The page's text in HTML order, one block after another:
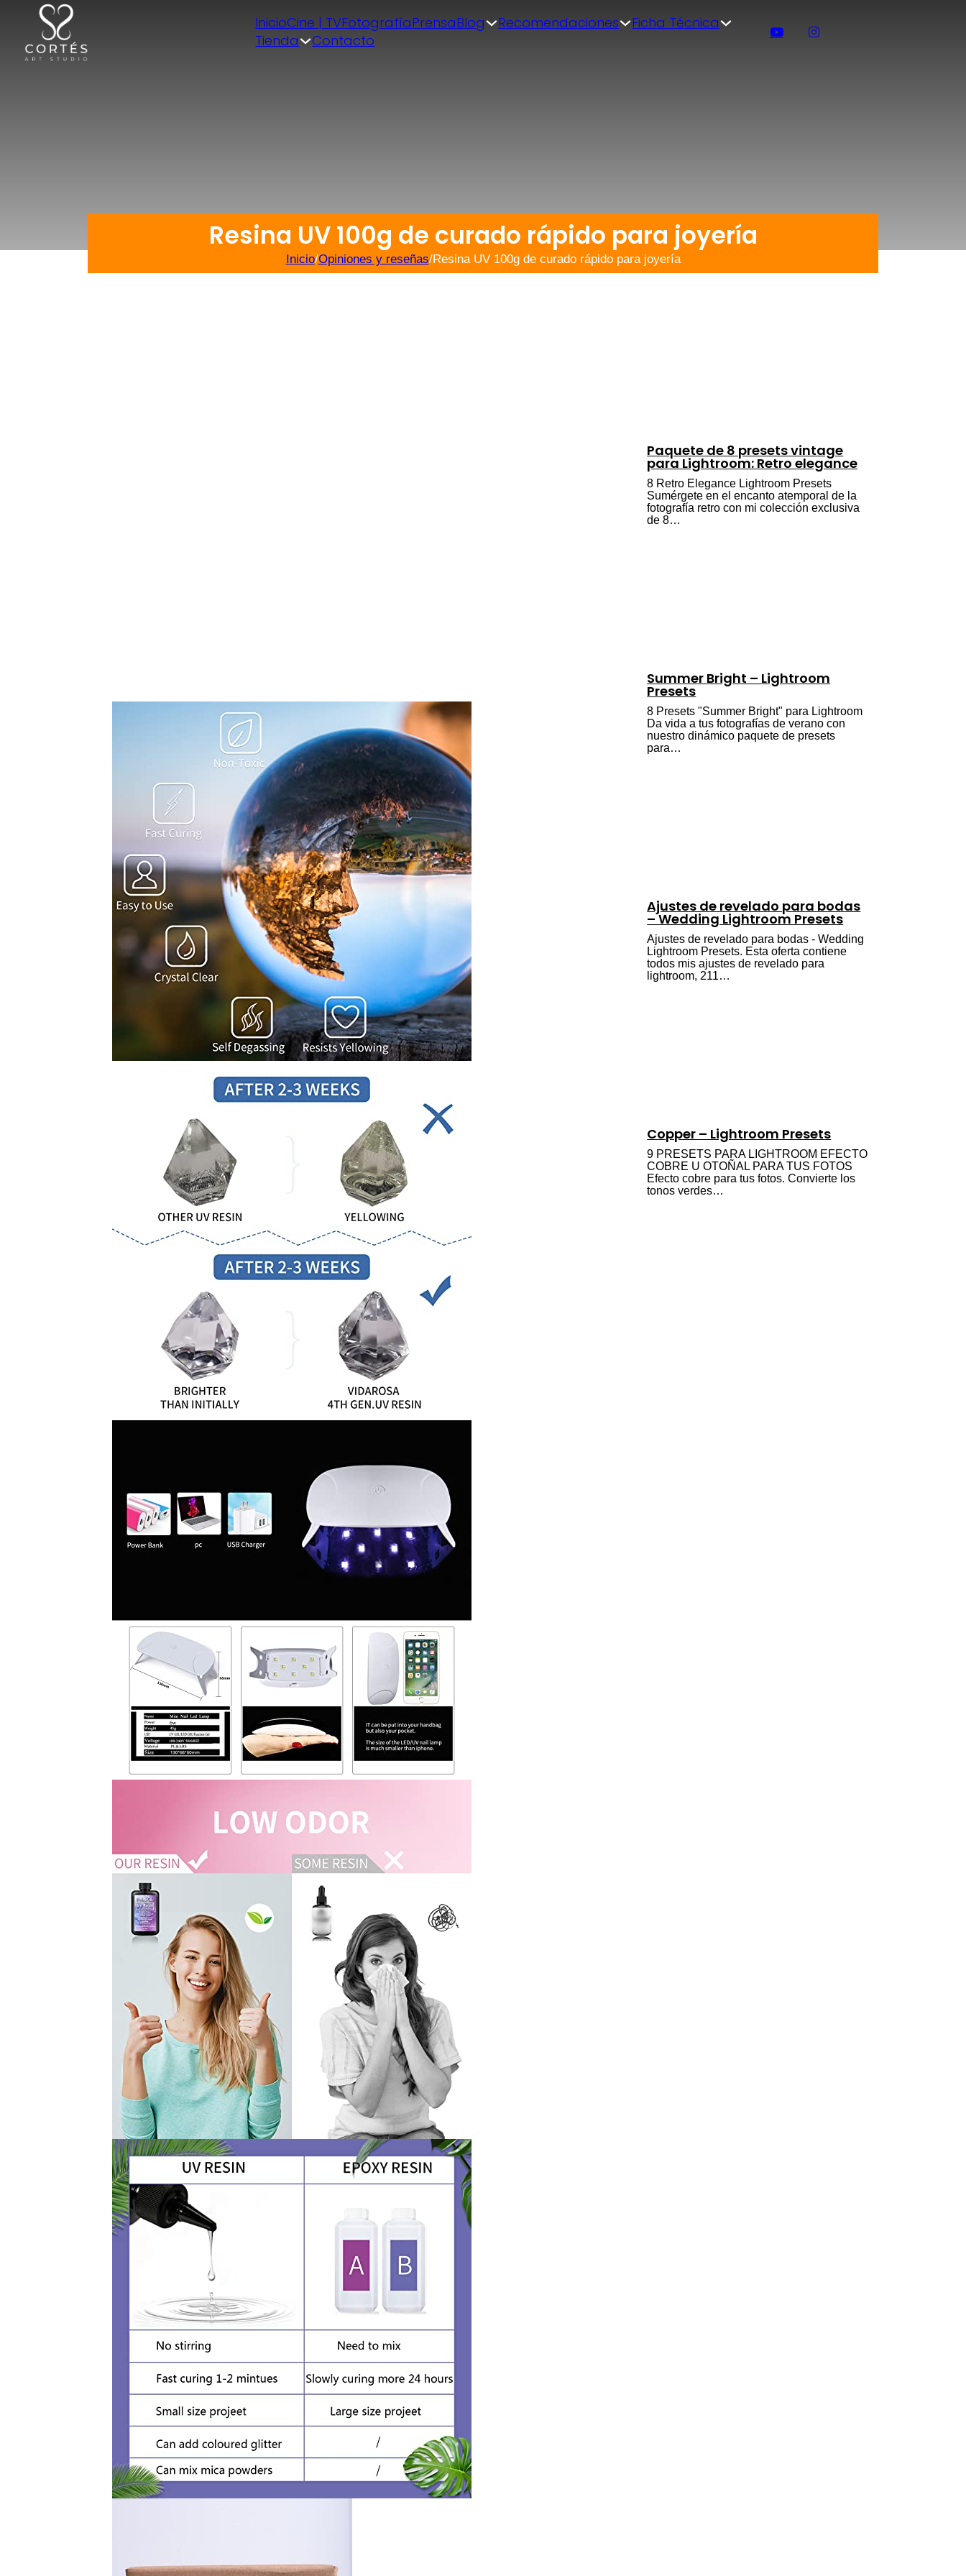
InicioCine | TVFotografíaPrensaBlog Recomendaciones
Ficha Técnica
Tienda
Contacto
Resina UV 100g de curado rápido para joyería
Inicio/Opiniones y reseñas/Resina UV 100g de curado rápido para joyería
Paquete de 8 presets vintage
para Lightroom: Retro elegance
8 Retro Elegance Lightroom Presets
Sumérgete en el encanto atemporal de la
fotografía retro con mi colección exclusiva
de 8…
Summer Bright – Lightroom
Presets
8 Presets "Summer Bright" para Lightroom
Da vida a tus fotografías de verano con
nuestro dinámico paquete de presets
para…
Ajustes de revelado para bodas
– Wedding Lightroom Presets
Ajustes de revelado para bodas - Wedding
Lightroom Presets. Esta oferta contiene
todos mis ajustes de revelado para
lightroom, 211…
Copper – Lightroom Presets
9 PRESETS PARA LIGHTROOM EFECTO
COBRE U OTOÑAL PARA TUS FOTOS
Efecto cobre para tus fotos. Convierte los
tonos verdes…